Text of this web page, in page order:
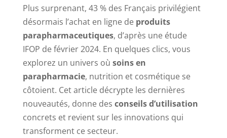
Plus surprenant, 43 % des Français privilégient
désormais l’achat en ligne de produits
parapharmaceutiques, d’après une étude
IFOP de février 2024. En quelques clics, vous
explorez un univers où soins en
parapharmacie, nutrition et cosmétique se
côtoient. Cet article décrypte les dernières
nouveautés, donne des conseils d’utilisation
concrets et revient sur les innovations qui
transforment ce secteur.